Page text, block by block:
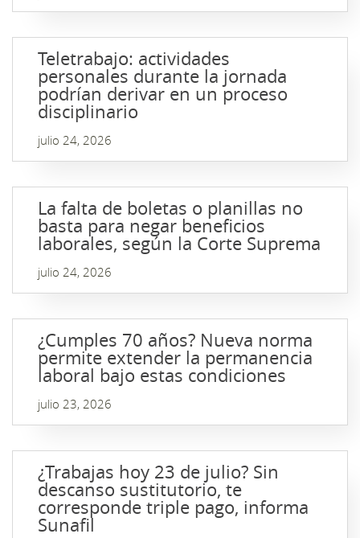
Teletrabajo: actividades
personales durante la jornada
podrían derivar en un proceso
disciplinario
julio 24, 2026
La falta de boletas o planillas no
basta para negar beneficios
laborales, según la Corte Suprema
julio 24, 2026
¿Cumples 70 años? Nueva norma
permite extender la permanencia
laboral bajo estas condiciones
julio 23, 2026
¿Trabajas hoy 23 de julio? Sin
descanso sustitutorio, te
corresponde triple pago, informa
Sunafil